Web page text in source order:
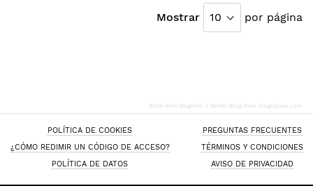
Mostrar por página
POLÍTICA DE COOKIES
PREGUNTAS FRECUENTES
¿CÓMO REDIMIR UN CÓDIGO DE ACCESO?
TÉRMINOS Y CONDICIONES
POLÍTICA DE DATOS
AVISO DE PRIVACIDAD